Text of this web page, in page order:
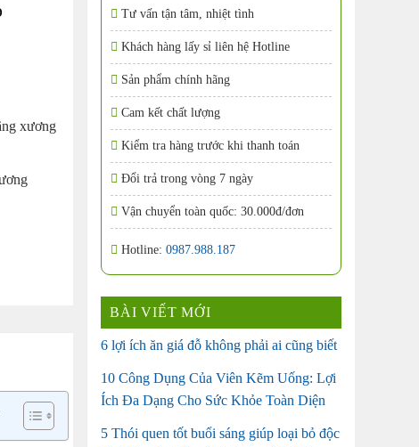
Tư vấn tận tâm, nhiệt tình
Khách hàng lấy sỉ liên hệ Hotline
Sản phẩm chính hãng
Cam kết chất lượng
Kiểm tra hàng trước khi thanh toán
Đổi trả trong vòng 7 ngày
Vận chuyển toàn quốc: 30.000đ/đơn
Hotline: 0987.988.187
BÀI VIẾT MỚI
6 lợi ích ăn giá đỗ không phải ai cũng biết
10 Công Dụng Của Viên Kẽm Uống: Lợi
Ích Đa Dạng Cho Sức Khỏe Toàn Diện
5 Thói quen tốt buổi sáng giúp loại bỏ độc
xương